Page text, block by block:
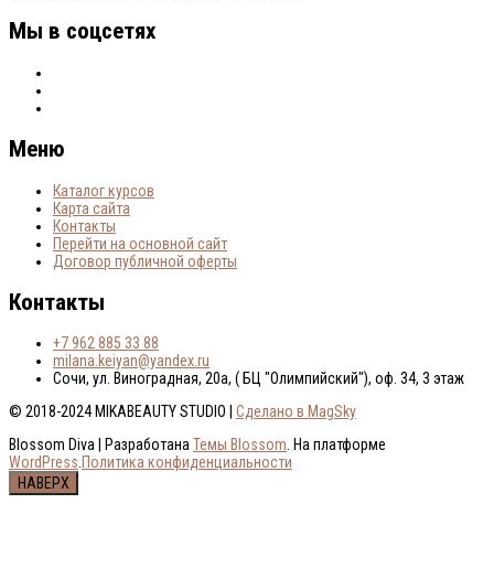
Мы в соцсетях
Меню
Каталог курсов
Карта сайта
Контакты
Перейти на основной сайт
Договор публичной оферты
Контакты
+7 962 885 33 88
milana.keiyan@yandex.ru
Сочи, ул. Виноградная, 20а, ( БЦ "Олимпийский"), оф. 34, 3 этаж
© 2018-2024 MIKABEAUTY STUDIO | Сделано в MagSky
Blossom Diva | РазработанаТемы Blossom. На платформе
WordPress.Политика конфиденциальности
НАВЕРХ